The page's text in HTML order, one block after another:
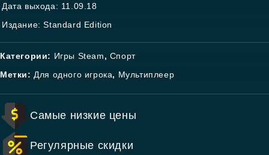
Дата выхода: 11.09.18
Издание: Standard Edition
Категории: Игры Steam, Спорт
Метки: Для одного игрока, Мультиплеер
Самые низкие цены
Регулярные скидки